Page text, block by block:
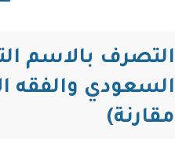
التصرف بالاسم
السعودي والفقه
مقارنة)